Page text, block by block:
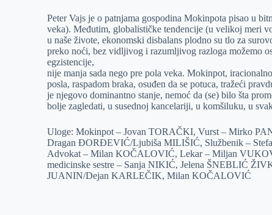
Peter Vajs je o patnjama gospodina Mokinpota pisao u
veka). Međutim, globalističke tendencije (u velikoj meri
u naše živote, ekonomski disbalans plodno su tlo za
preko noći, bez vidljivog i razumljivog razloga možemo
egzistencije,
nije manja sada nego pre pola veka. Mokinpot,
posla, raspadom braka, osuđen da se potuca, tražeći
je njegovo dominantno stanje, nemoć da (se) bilo šta
bolje zagledati, u susednoj kancelariji, u komšiluku, u
Uloge: Mokinpot – Jovan TORAČKI, Vurst – Mirko
Dragan ĐORĐEVIĆ/Ljubiša MILIŠIĆ, Službenik –
Advokat – Milan KOČALOVIĆ, Lekar – Miljan
medicinske sestre – Sanja NIKIĆ, Jelena ŠNEBLIĆ
JUANIN/Dejan KARLEČIK, Milan KOČALOVIĆ